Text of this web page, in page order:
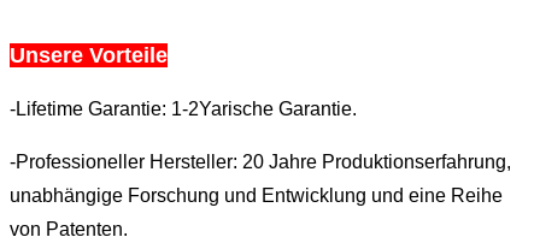
Unsere Vorteile
-Lifetime Garantie: 1-2Yarische Garantie.
-Professioneller Hersteller: 20 Jahre Produktionserfahrung,
unabhängige Forschung und Entwicklung und eine Reihe
von Patenten.